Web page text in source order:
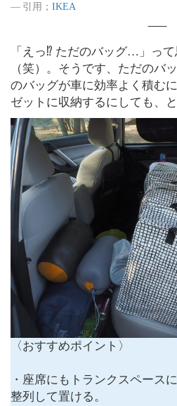
引用； IKEA
「えっ⁉︎ ただのバッグ…」っ
（笑）。そうです、ただのバ
のバッグが車に効率よく積む
ゼットに収納するにしても、
〈おすすめポイント〉
・座席にもトランクスペース
整列して置ける。